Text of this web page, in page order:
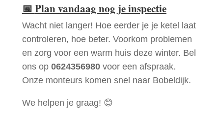
📅 Plan vandaag nog je inspectie
Wacht niet langer! Hoe eerder je je ketel laat
controleren, hoe beter. Voorkom problemen
en zorg voor een warm huis deze winter. Bel
ons op 0624356980voor een afspraak.
Onze monteurs komen snel naar Bobeldijk.
We helpen je graag! 😊